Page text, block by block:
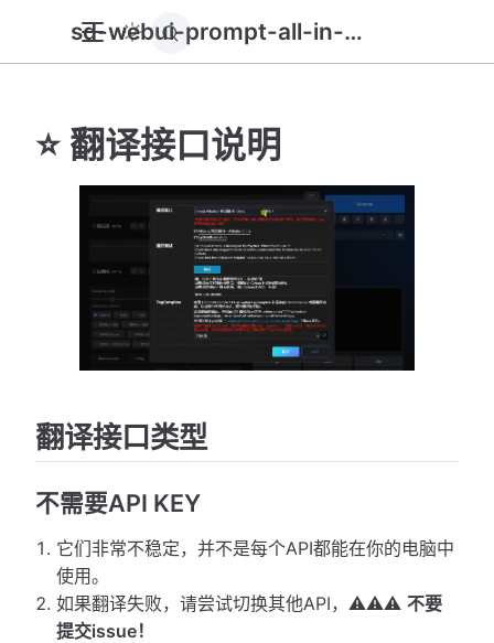
sd-webui-prompt-all-in-one
⭐ 翻译接口说明
翻译接口类型
不需要API KEY
它们非常不稳定，并不是每个API都能在你的电脑中
使用。
如果翻译失败，请尝试切换其他API，⚠️⚠️⚠️不要
提交issue！